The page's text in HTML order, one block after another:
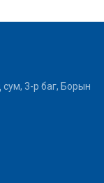
3-р баг, Борын